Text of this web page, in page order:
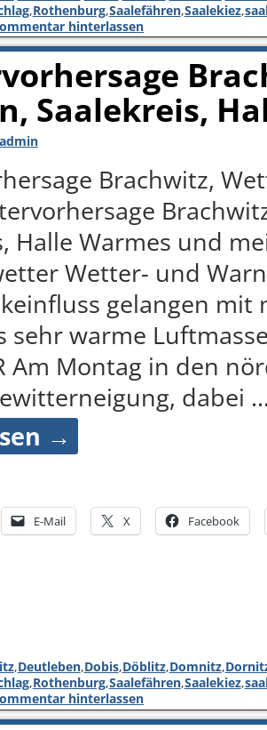
,Rothenburg,Saalefähren,Saalekiez,
hinterlassen
Saalekreis,
admin
Brachwitz,
Halle Warmes und
Wetter- und
gelangen mit
sehr warme
Am Montag in den
dabei
→
E-Mail X Facebook
,Deutleben,Dobis,Döblitz,Domnitz,
,Rothenburg,Saalefähren,Saalekiez,
hinterlassen